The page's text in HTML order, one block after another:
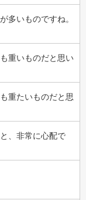
多いものですね。
重いものだと思い
重たいものだと思
、非常に心配で